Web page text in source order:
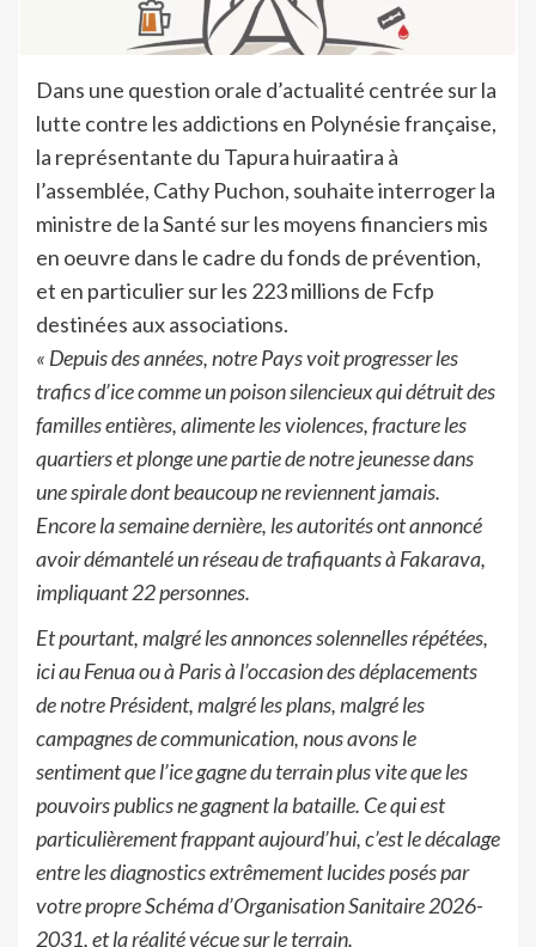
Dans une question orale d’actualité centrée sur la
lutte contre les addictions en Polynésie française,
la représentante du Tapura huiraatira à
l’assemblée, Cathy Puchon, souhaite interroger la
ministre de la Santé sur les moyens financiers mis
en oeuvre dans le cadre du fonds de prévention,
et en particulier sur les 223 millions de Fcfp
destinées aux associations.
« Depuis des années, notre Pays voit progresser les
trafics d’ice comme un poison silencieux qui détruit des
familles entières, alimente les violences, fracture les
quartiers et plonge une partie de notre jeunesse dans
une spirale dont beaucoup ne reviennent jamais.
Encore la semaine dernière, les autorités ont annoncé
avoir démantelé un réseau de trafiquants à Fakarava,
impliquant 22 personnes.
Et pourtant, malgré les annonces solennelles répétées,
ici au Fenua ou à Paris à l’occasion des déplacements
de notre Président, malgré les plans, malgré les
campagnes de communication, nous avons le
sentiment que l’ice gagne du terrain plus vite que les
pouvoirs publics ne gagnent la bataille. Ce qui est
particulièrement frappant aujourd’hui, c’est le décalage
entre les diagnostics extrêmement lucides posés par
votre propre Schéma d’Organisation Sanitaire 2026-
2031, et la réalité vécue sur le terrain.